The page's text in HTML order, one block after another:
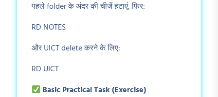
पहले folder के अंदर की चीजें हटाएं, फिर:
RD NOTES
और UICT delete करने के लिए:
RD UICT
Basic Practical Task (Exercise)